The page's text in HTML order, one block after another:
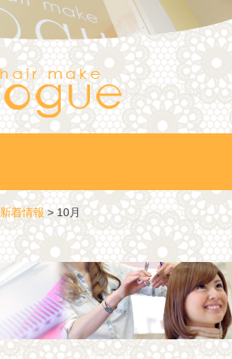
新着情報>10月